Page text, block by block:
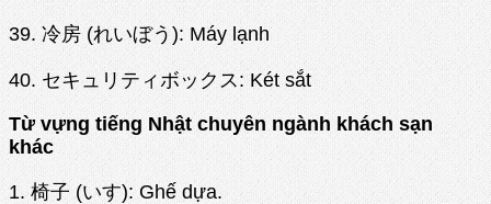
39. 冷房 (れいぼう): Máy lạnh
40. セキュリティボックス: Két sắt
Từ vựng tiếng Nhật chuyên ngành khách sạn
khác
1. 椅子 (いす): Ghế dựa.